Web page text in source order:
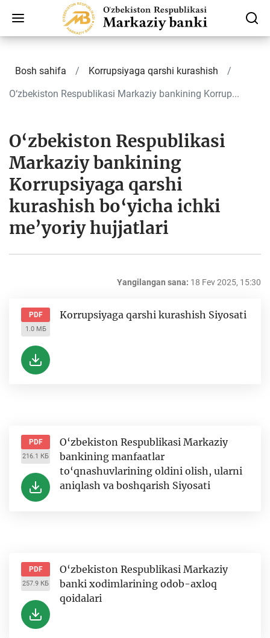
Bosh sahifa
Korrupsiyaga qarshi kurashish
O‘zbekiston Respublikasi Markaziy bankining Korrup...
O‘zbekiston Respublikasi
Markaziy bankining
Korrupsiyaga qarshi
kurashish bo‘yicha ichki
me’yoriy hujjatlari
Yangilangan sana: 18 Fev 2025, 15:30
PDF
1.0 МБ
Korrupsiyaga qarshi kurashish Siyosati
PDF
216.1 КБ
O‘zbekiston Respublikasi Markaziy
bankining manfaatlar
to‘qnashuvlarining oldini olish, ularni
aniqlash va boshqarish Siyosati
PDF
257.9 КБ
O‘zbekiston Respublikasi Markaziy
banki xodimlarining odob-axloq
qoidalari